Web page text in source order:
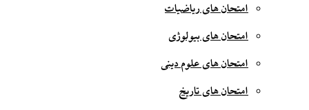
امتحان های ریاضیات
امتحان های بیولوژی
امتحان های علوم دینی
امتحان های تاریخ